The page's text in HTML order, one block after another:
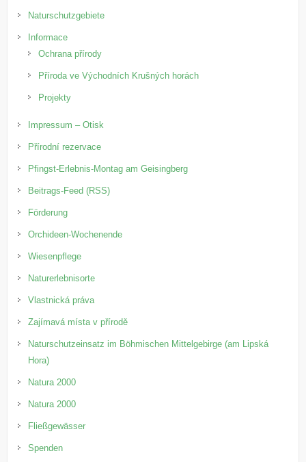
Naturschutzgebiete
Informace
Ochrana přírody
Příroda ve Východních Krušných horách
Projekty
Impressum – Otisk
Přírodní rezervace
Pfingst-Erlebnis-Montag am Geisingberg
Beitrags-Feed (RSS)
Förderung
Orchideen-Wochenende
Wiesenpflege
Naturerlebnisorte
Vlastnická práva
Zajímavá místa v přírodě
Naturschutzeinsatz im Böhmischen Mittelgebirge (am Lipská
Hora)
Natura 2000
Natura 2000
Fließgewässer
Spenden